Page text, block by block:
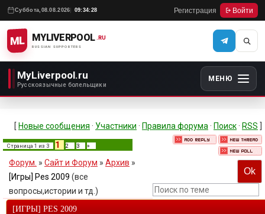
Суббота, 08.08.2026 09:34:28 Регистрация Войти
ML MYLIVERPOOL
RUSSIAN SUPPORTERS
.RU
MyLiverpool.ru
Русскоязычные болельщики
МЕНЮ
[ Новые сообщения · Участники · Правила форума · Поиск · RSS
Страница 1 из 3 1 2 3 »
Форум. » Сайт и Форум » Архив »
[Игры] Pes 2009 (все
вопросы,истории и тд.)
[ИГРЫ] PES 2009